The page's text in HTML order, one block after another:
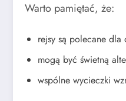
Warto pamiętać, że:
rejsy są polecane dla
mogą być świetną
wspólne wycieczki